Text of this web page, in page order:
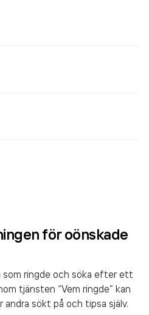
för oönskade
som ringde och söka efter ett
tjänsten “Vem ringde” kan
sökt på och tipsa själv.